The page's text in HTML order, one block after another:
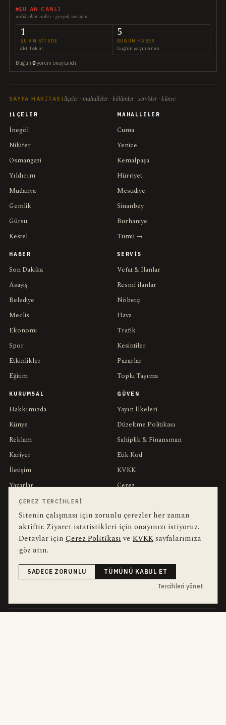
ŞU AN CANLI
anlık okur nabzı · gerçek veriden
1
ŞU AN SITEDE
aktif okur
5
BUGÜN HABER
bugün yayınlanan
Bugün0 yorum onaylandı.
SAYFA HARITASI ilçeler · mahalleler · bölümler · servisler · künye
İLÇELER
İnegöl
Nilüfer
Osmangazi
Yıldırım
Mudanya
Gemlik
Gürsu
Kestel
MAHALLELER
Cuma
Yenice
Kemalpaşa
Hürriyet
Mesudiye
Sinanbey
Burhaniye
Tümü →
HABER
Son Dakika
Asayiş
Belediye
Meclis
Ekonomi
Spor
Etkinlikler
Eğitim
SERVIS
Vefat & İlanlar
Resmî ilanlar
Nöbetçi
Hava
Trafik
Kesintiler
Pazarlar
Toplu Taşıma
KURUMSAL
Hakkımızda
Künye
Reklam
Kariyer
İletişim
Yazarlar
Muhabirler
Editörler
GÜVEN
Yayın İlkeleri
Düzeltme Politikası
Sahiplik & Finansman
Etik Kod
KVKK
Çerez
Kullanım Şartları
YEREL ARANANLAR
İnegöl inegol-belediyesi alper-taban trafik-kazasi
İnegöl Haber
Güncel
Haberler bursa-buyuksehir-belediyesi Bursa
ÇEREZ TERCIHLERI
Sitenin çalışması için zorunlu çerezler her zaman
aktiftir. Ziyaret istatistikleri için onayınızı istiyoruz.
Detaylar için Çerez Politikasıve KVKKsayfalarımıza
göz atın.
SADECE ZORUNLU
TÜMÜNÜ KABUL ET
Tercihleri yönet